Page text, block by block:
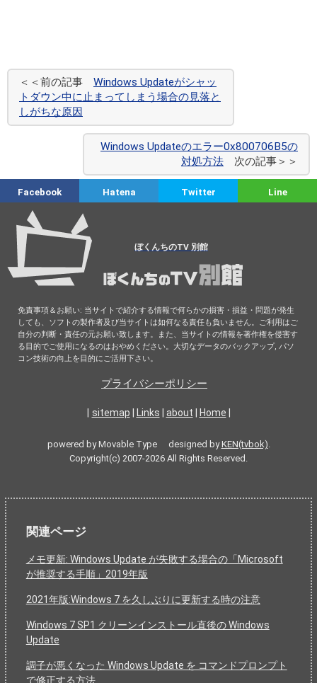
＜＜前の記事 Windows Updateがシャッ
トダウン中に止まってしまう場合の見落と
しがちな原因
Windows Updateのエラー0x800706B5の
対処方法 次の記事＞＞
Facebook Hatena Twitter Line
ぼくんちのTV 別館
免責事項＆お願い: 当サイトで紹介する情報で何らかの損害・損益・問題が発生
しても、ソフトの製作者及び当サイトは如何なる責任も負いません。ご利用はご
自分の判断・責任の元お願い致します。また、当サイトの情報を著作権を侵害す
る目的でご使用になるのはおやめください。大切なデータのバックアップ, パソ
コン技術の向上を目的にご活用下さい。
プライバシーポリシー
sitemap Links about Home
powered by Movable Type designed byKEN(tvbok).
Copyright(c) 2007-2026 All Rights Reserved.
関連ページ
メモ更新: Windows Update が失敗する場合の「Microsoft
が推奨する手順」2019年版
2021年版:Windows 7 を久しぶりに更新する時の注意
Windows 7 SP1 クリーンインストール直後の Windows
Update
調子が悪くなった Windows Update を コマンドプロンプト
で修正する方法